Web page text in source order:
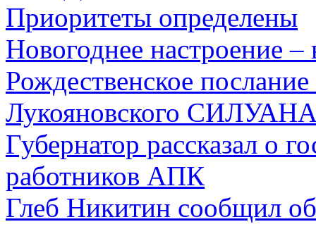
Приоритеты определены
Новогоднее настроение –
Рождественское
Лукояновского
Губернатор рассказал о
работников АПК
Глеб Никитин сообщил